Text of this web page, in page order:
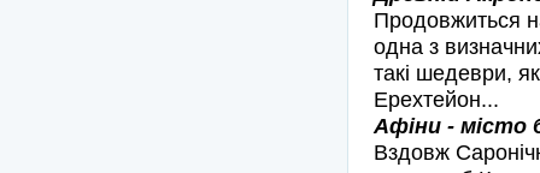
Продовжиться
одна з
такі шедеври,
Ерехтейон...
Афіни - місто
Вздовж